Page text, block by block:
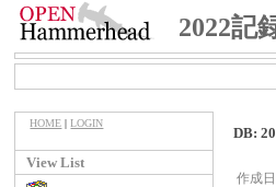
2022記
HOME |LOGIN
View List
DB:
作成日